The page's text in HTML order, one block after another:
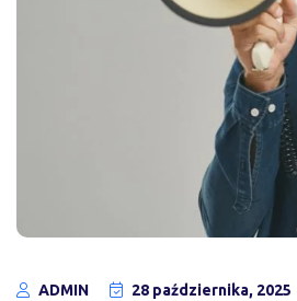
ADMIN
28 października, 2025